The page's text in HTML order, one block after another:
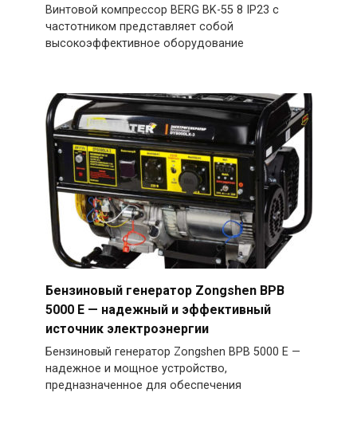
Винтовой компрессор BERG BK-55 8 IP23 с
частотником представляет собой
высокоэффективное оборудование
Бензиновый генератор Zongshen BPB
5000 E — надежный и эффективный
источник электроэнергии
Бензиновый генератор Zongshen BPB 5000 E —
надежное и мощное устройство,
предназначенное для обеспечения